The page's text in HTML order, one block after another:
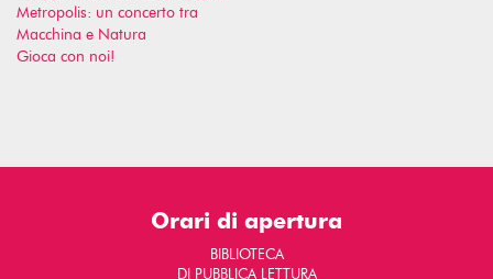
Metropolis: un concerto tra
Macchina e Natura
Gioca con noi!
Orari di apertura
BIBLIOTECA
DI PUBBLICA LETTURA